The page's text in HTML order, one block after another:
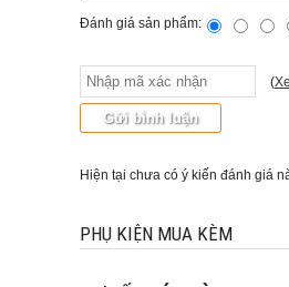
Đánh giá sản phẩm:
(
Hiện tại chưa có ý kiến đánh giá
PHỤ KIỆN MUA KÈM